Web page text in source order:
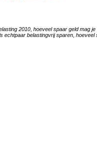
2010 hoeveel spaar geld mag je
echtpaar belastingvrij sparen hoeveel